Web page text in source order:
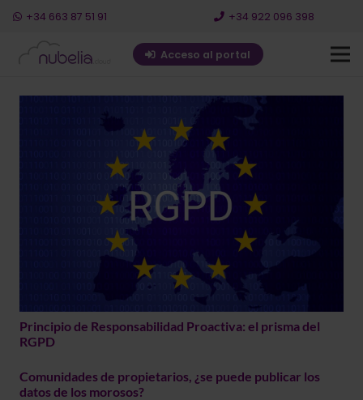
+34 663 87 51 91 +34 922 096 398
Acceso al portal
Principio de Responsabilidad Proactiva: el prisma del
RGPD
Comunidades de propietarios, ¿se puede publicar los
datos de los morosos?